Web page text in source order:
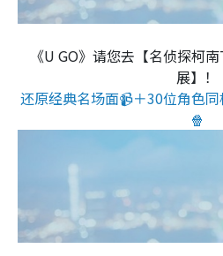
《U GO》请您去【名侦探柯
展】！
还原经典名场面📹＋30位角色
🍿